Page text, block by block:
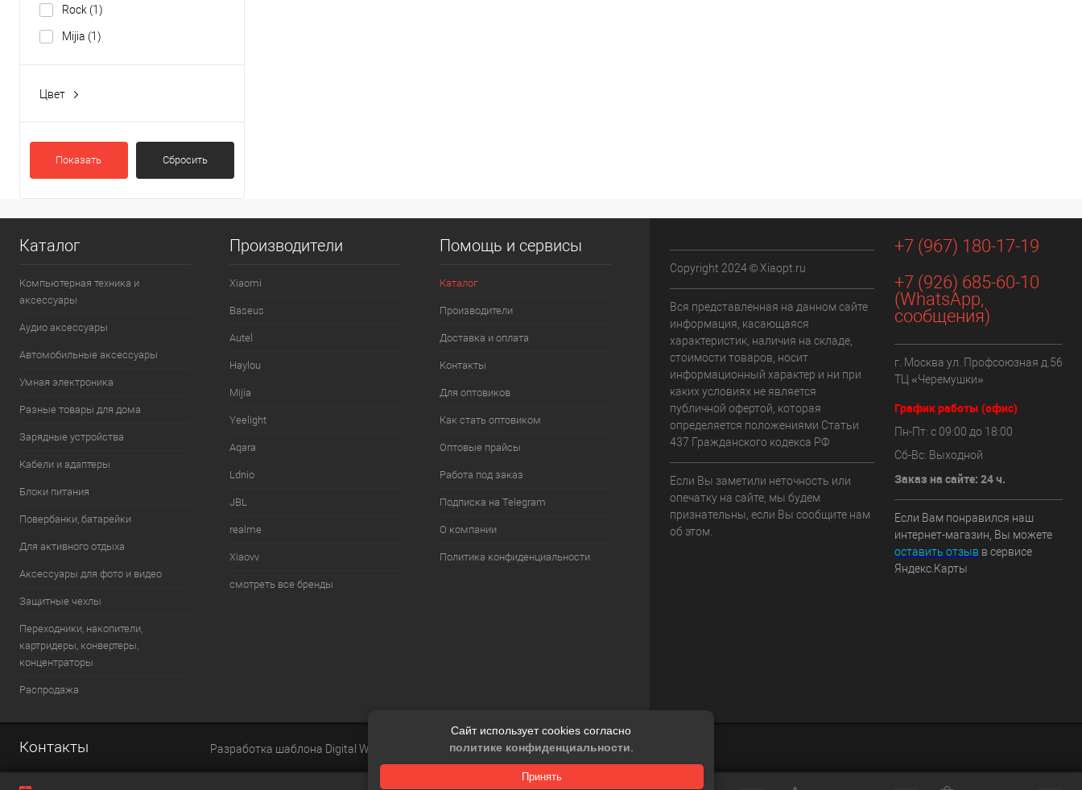
Сайт использует cookies согласно
политике конфиденциальности
Принять
Rock (1)
Mijia (1)
Цвет
Показать Сбросить
Каталог
Компьютерная техника и
аксессуары
Аудио аксессуары
Автомобильные аксессуары
Умная электроника
Разные товары для дома
Зарядные устройства
Кабели и адаптеры
Блоки питания
Повербанки, батарейки
Для активного отдыха
Аксессуары для фото и видео
Защитные чехлы
Переходники, накопители,
картридеры, конвертеры,
концентраторы
Распродажа
Производители
Xiaomi
Baseus
Autel
Haylou
Mijia
Yeelight
Aqara
Ldnio
JBL
realme
Xiaovv
смотреть все бренды
Помощь и сервисы
Каталог
Производители
Доставка и оплата
Контакты
Для оптовиков
Как стать оптовиком
Оптовые прайсы
Работа под заказ
Подписка на Telegram
О компании
Политика конфиденциальности
Copyright 2024 © Xiaopt.ru
Вся представленная на данном сайте
информация, касающаяся
характеристик, наличия на складе,
стоимости товаров, носит
информационный характер и ни при
каких условиях не является
публичной офертой, которая
определяется положениями Статьи
437 Гражданского кодекса РФ
Если Вы заметили неточность или
опечатку на сайте, мы будем
признательны, если Вы сообщите нам
об этом.
+7 (967) 180-17-19
+7 (926) 685-60-10
(WhatsApp,
сообщения)
г. Москва ул. Профсоюзная д.56
ТЦ «Черемушки»
График работы (офис)
Пн-Пт: с 09:00 до 18:00
Сб-Вс: Выходной
Заказ на сайте: 24 ч.
Если Вам понравился наш
интернет-магазин, Вы можете
оставить отзыв в сервисе
Яндекс.Карты
Контакты Разработка шаблона Digital Web